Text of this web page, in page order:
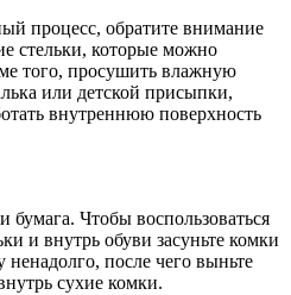
процесс, обратите внимание
стельки, которые можно
того, просушить влажную
или детской присыпки,
внутреннюю поверхность
бумага. Чтобы воспользоваться
и внутрь обуви засуньте комки
ненадолго, после чего выньте
сухие комки.